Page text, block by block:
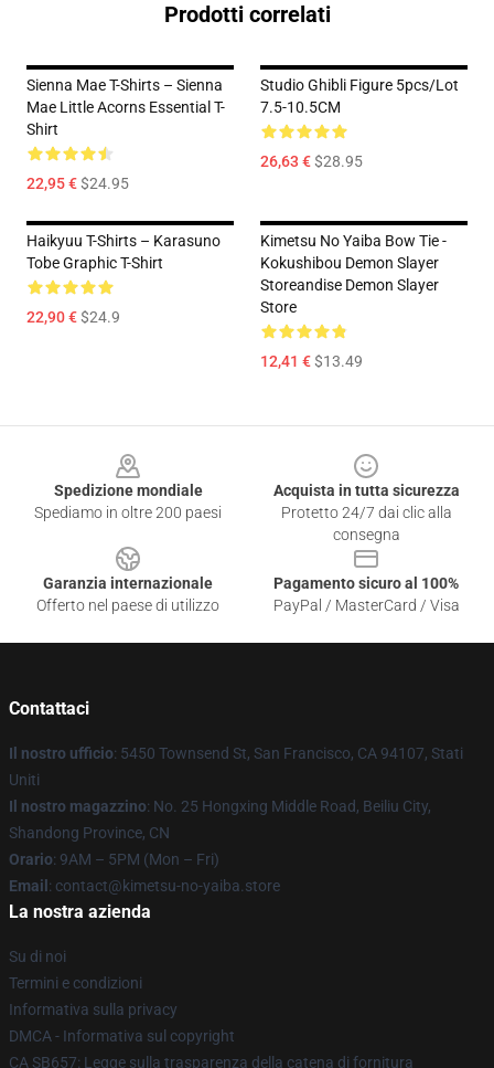
Prodotti correlati
Sienna Mae T-Shirts – Sienna
Mae Little Acorns Essential T-
Shirt
22,95 €$24.95
Studio Ghibli Figure 5pcs/lot
7.5-10.5CM
26,63 €$28.95
Haikyuu T-Shirts – Karasuno
Tobe Graphic T-Shirt
22,90 €$24.9
Kimetsu No Yaiba Bow Tie -
Kokushibou Demon Slayer
Storeandise Demon Slayer
Store
12,41 €$13.49
Spedizione mondiale
Spediamo in oltre 200 paesi
Acquista in tutta sicurezza
Protetto 24/7 dai clic alla
consegna
Garanzia internazionale
Offerto nel paese di utilizzo
Pagamento sicuro al 100%
PayPal / MasterCard / Visa
Contattaci
Il nostro ufficio: 5450 Townsend St, San Francisco, CA 94107, Stati
Uniti
Il nostro magazzino: No. 25 Hongxing Middle Road, Beiliu City,
Shandong Province, CN
Orario: 9AM – 5PM (Mon – Fri)
Email : contact@kimetsu-no-yaiba.store
La nostra azienda
Su di noi
Termini e condizioni
Informativa sulla privacy
DMCA - Informativa sul copyright
CA SB657: Legge sulla trasparenza della catena di fornitura